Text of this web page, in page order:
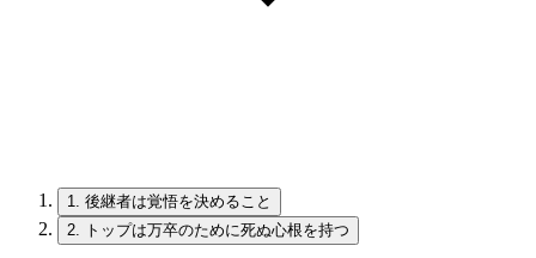
1.
後継者は覚悟を決めること
2.
トップは万卒のために死ぬ心根を持つ